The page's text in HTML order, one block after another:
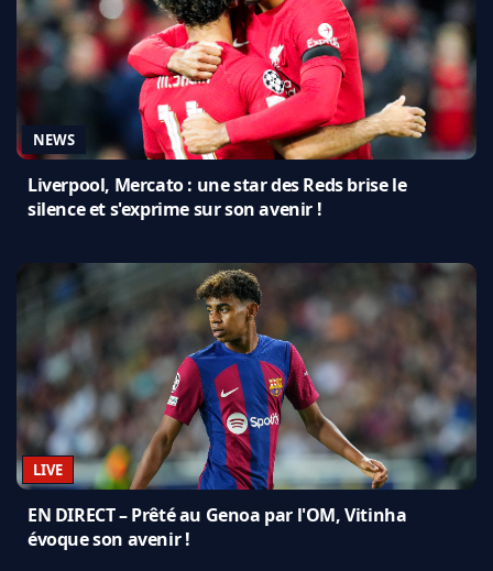
NEWS
Liverpool, Mercato : une star des Reds brise le
silence et s'exprime sur son avenir !
LIVE
EN DIRECT – Prêté au Genoa par l'OM, Vitinha
évoque son avenir !